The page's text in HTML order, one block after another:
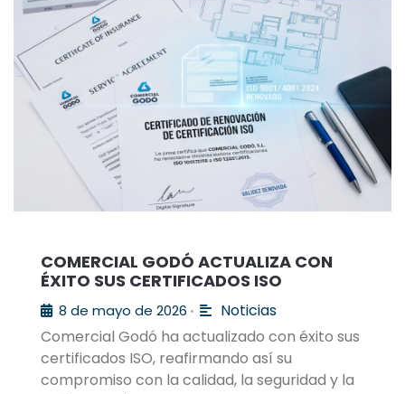
COMERCIAL GODÓ ACTUALIZA CON
ÉXITO SUS CERTIFICADOS ISO
8 de mayo de 2026 •
Noticias
Comercial Godó ha actualizado con éxito sus
certificados ISO, reafirmando así su
compromiso con la calidad, la seguridad y la